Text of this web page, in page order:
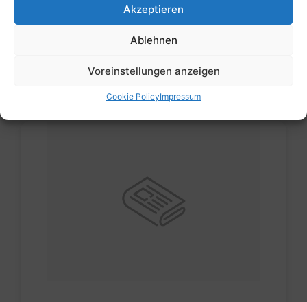
Akzeptieren
Ablehnen
Voreinstellungen anzeigen
Cookie PolicyImpressum
Bereich besteht und das Fahrverbot weiterhin für
Mehr Informationen